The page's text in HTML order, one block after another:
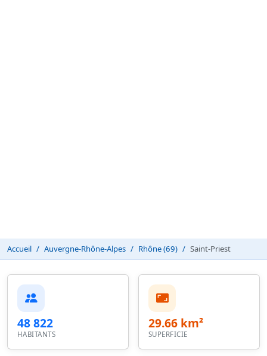
Accueil Auvergne-Rhône-Alpes Rhône (69) Saint-Priest
48 822
HABITANTS
29.66 km²
SUPERFICIE